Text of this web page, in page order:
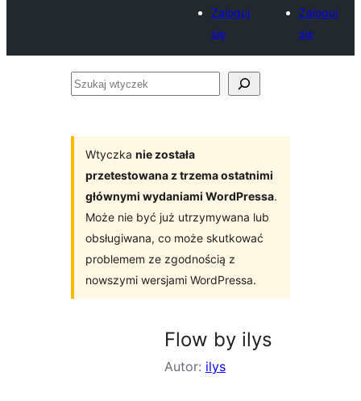
Zaloguj
się
Zaloguj
się
Szukaj
Wtyczka nie została
przetestowana z trzema ostatnimi
głównymi wydaniami WordPressa.
Może nie być już utrzymywana lub
obsługiwana, co może skutkować
problemem ze zgodnością z
nowszymi wersjami WordPressa.
Flow by ilys
Autor: ilys